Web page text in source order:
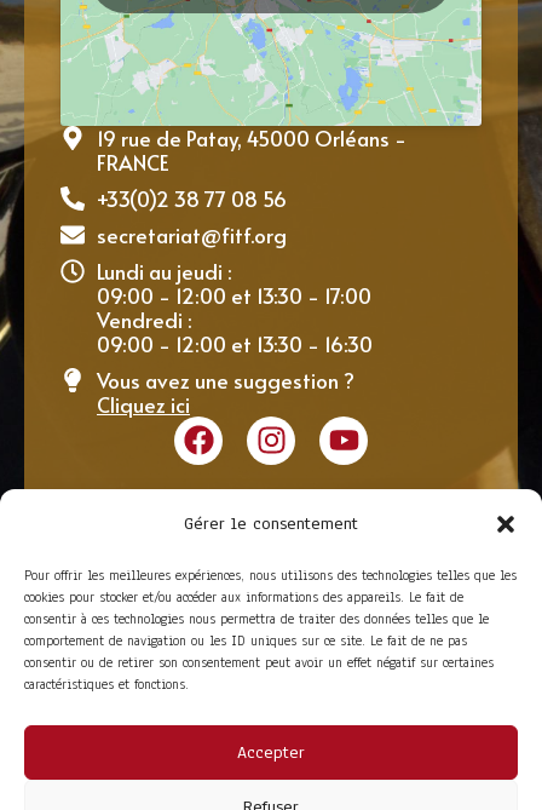
Gérer le consentement
Pour offrir les meilleures expériences, nous utilisons des technologies telles que les
cookies pour stocker et/ou accéder aux informations des appareils. Le fait de
consentir à ces technologies nous permettra de traiter des données telles que le
comportement de navigation ou les ID uniques sur ce site. Le fait de ne pas
consentir ou de retirer son consentement peut avoir un effet négatif sur certaines
caractéristiques et fonctions.
Accepter
19 rue de Patay, 45000 Orléans -
FRANCE
+33(0)2 38 77 08 56
secretariat@fitf.org
Lundi au jeudi :
09:00 - 12:00 et 13:30 - 17:00
Vendredi :
09:00 - 12:00 et 13:30 - 16:30
Vous avez une suggestion ?
Cliquez ici